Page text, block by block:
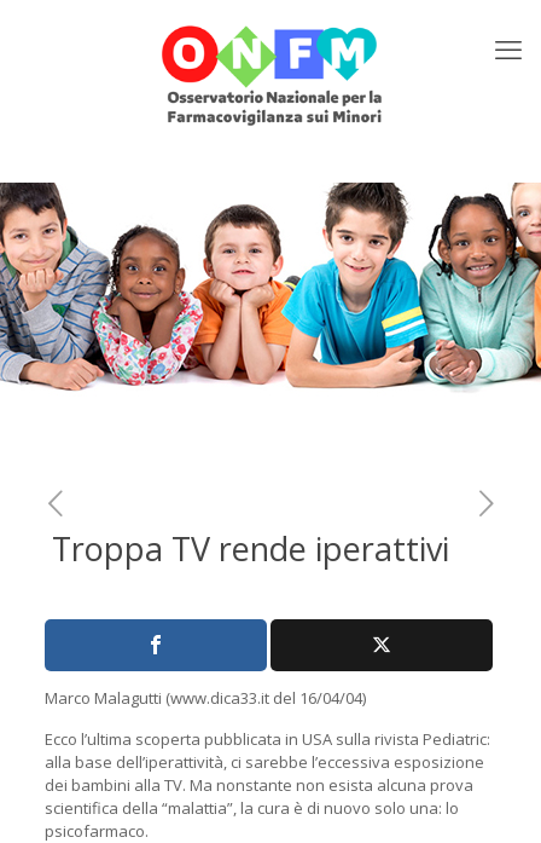
Troppa TV rende iperattivi
Marco Malagutti (www.dica33.it del 16/04/04)
Ecco l’ultima scoperta pubblicata in USA sulla rivista Pediatric:
alla base dell’iperattività, ci sarebbe l’eccessiva esposizione
dei bambini alla TV. Ma nonstante non esista alcuna prova
scientifica della “malattia”, la cura è di nuovo solo una: lo
psicofarmaco.